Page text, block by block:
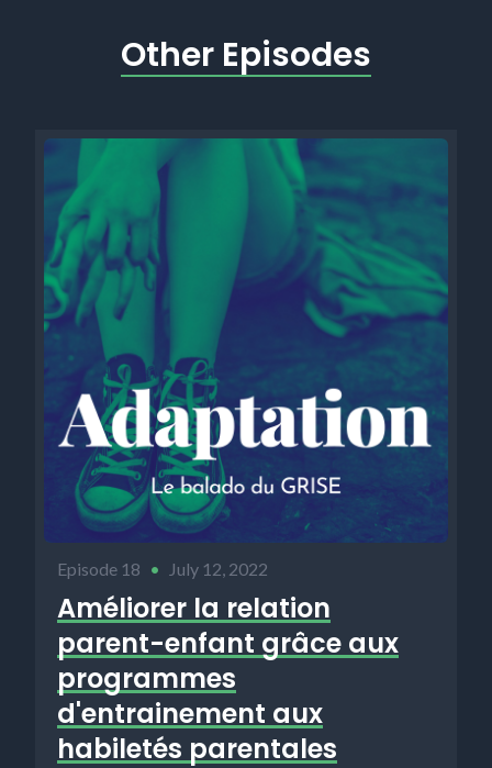
Other Episodes
Episode 18 • July 12, 2022
Améliorer la relation
parent-enfant grâce aux
programmes
d'entrainement aux
habiletés parentales